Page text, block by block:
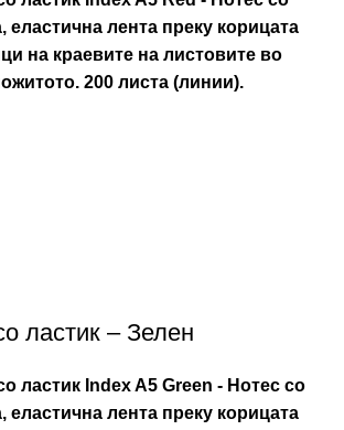
еластична лента преку корицата
на краевите на листовите во
200 листа (линии).
ластик – Зелен
ластик Index A5 Green - Нотес со
еластична лента преку корицата